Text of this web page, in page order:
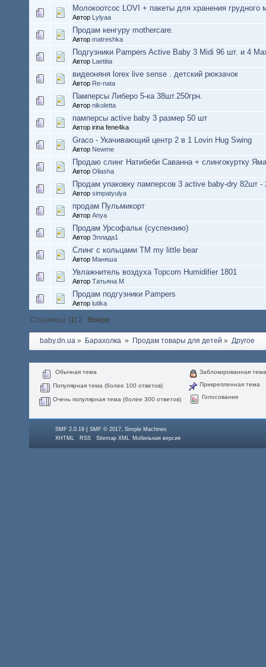
Молокоотсос LOVI + пакеты для хранения грудного
Автор Lylyaa
Продам кенгуру mothercare.
Автор matreshka
Подгузники Pampers Active Baby 3 Midi 96 шт. и 4
Автор Laetitia
видеоняня lorex live sense . детский рюкзачок
Автор Re-nata
Памперсы Либеро 5-ка 38шт.250грн.
Автор nikoletta
памперсы active baby 3 размер 50 шт
Автор irina fene4ka
Graco - Укачивающий центр 2 в 1 Lovin Hug Swing
Автор Newme
Продаю слинг Натибеби Саванна + слингокуртку
Автор Oliasha
Продам упаковку памперсов 3 active baby-dry 82шт -
Автор simpatyulya
продам Пульмикорт
Автор Anya
Продам Урсофальк (суспензию)
Автор Эллада1
Слинг с кольцами ТМ my little bear
Автор Маняша
Увлажнитель воздуха Topcom Humidifier 1801
Автор Татьяна М
Продам подгузники Pampers
Автор lutika
Страницы: [1] 2 Вверх
baby.dn.ua» Барахолка » Продам товары для детей » Другое
Обычная тема
Популярная тема (более 100 ответов)
Очень популярная тема (более 300 ответов)
Заблокированная тема
Прикрепленная тема
Голосование
SMF 2.0.19 |SMF © 2017,Simple Machines
XHTML
RSS Sitemap XML Мобильная версия